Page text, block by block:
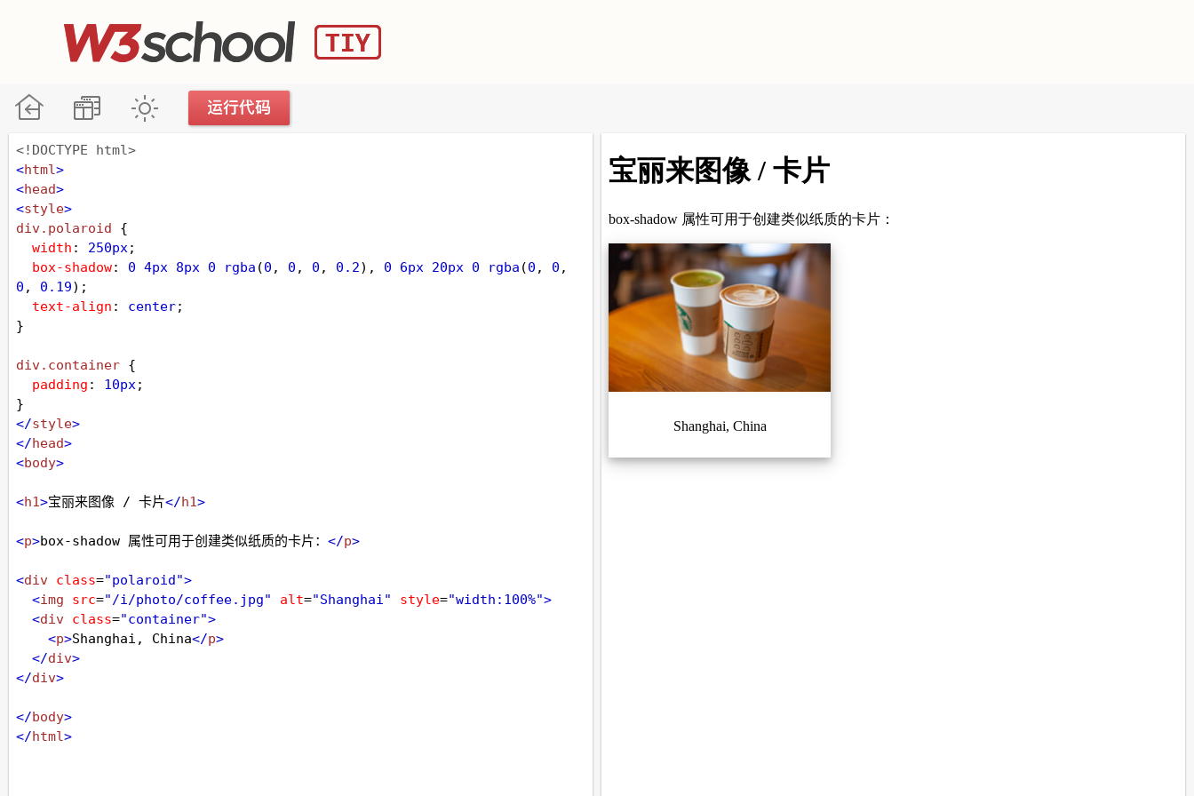
<!DOCTYPE html>
<html>
<head>
<style>
div.polaroid {
width : 250px;
box-shadow: 0 4px 8px 0 rgba (0 , 0 , 0 , 0.2), 0 6px 20px 0 rgba (0 , 0
0 , 0.19);
text-align : center;
}
div.container {
padding : 10px;
}
</style>
</head>
<body>
<h1>宝丽来图像 / 卡片</h1>
<p>box-shadow 属性可用于创建类似纸质的卡片： </p>
<div class="polaroid">
<img src="/i/photo/coffee.jpg" alt="Shanghai" style="width:100%">
<div class="container">
<p>Shanghai, China</p>
</div>
</div>
</body>
</html>